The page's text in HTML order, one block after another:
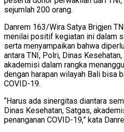
sejumlah 200 orang.
Danrem 163/Wira Satya Brigjen
menilai positif kegiatan ini dalam
serta menyampaikan bahwa
antara TNI, Polri, Dinas
akademisi dalam rangka
dengan harapan wilayah Bali bisa
COVID-19.
“Harus ada sinergitas diantara
Dinas Kesehatan, Satgas,
penanganan COVID-19,” kata